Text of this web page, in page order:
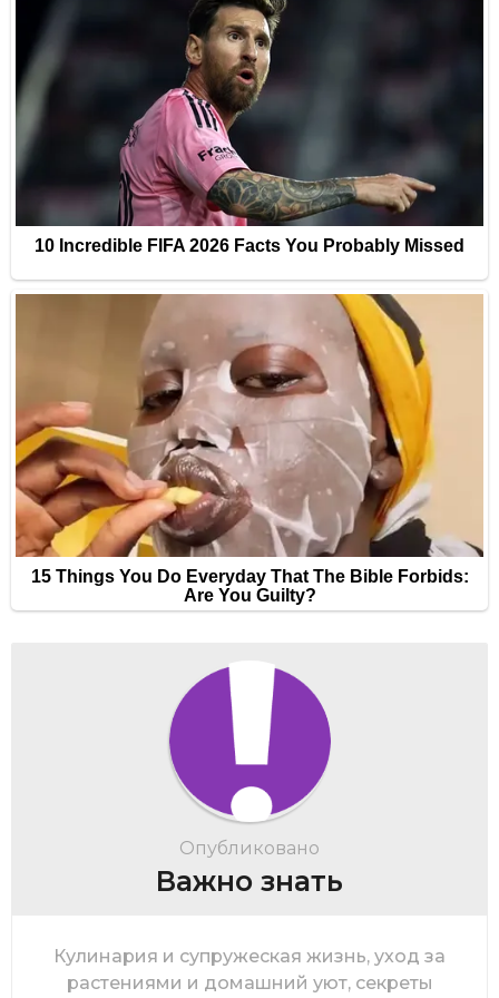
Опубликовано
Важно знать
Кулинария и супружеская жизнь, уход за
растениями и домашний уют, секреты